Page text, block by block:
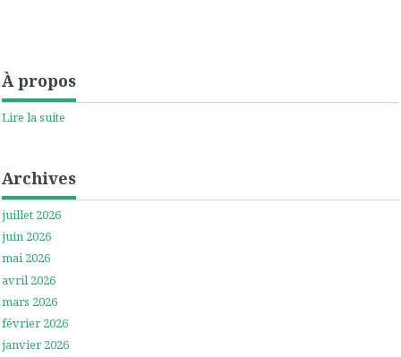
À propos
Lire la suite
Archives
juillet 2026
juin 2026
mai 2026
avril 2026
mars 2026
février 2026
janvier 2026